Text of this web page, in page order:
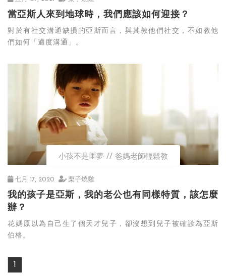
當亞斯人來到地球時，我們應該如何迎接？
對於有社交溝通缺損的亞斯而言，與其教他們社交，不如教他
們如何「適度溝通」。
小孩不是噩夢 爸媽老師輕鬆教
七月 17, 2020 栗子燒雞
我的孩子是亞斯，我的老公也有同樣特質，該怎麼
辦？
花媽原以為自己生了個天才兒子，卻沒想到兒子被確診為亞斯
伯格。
1